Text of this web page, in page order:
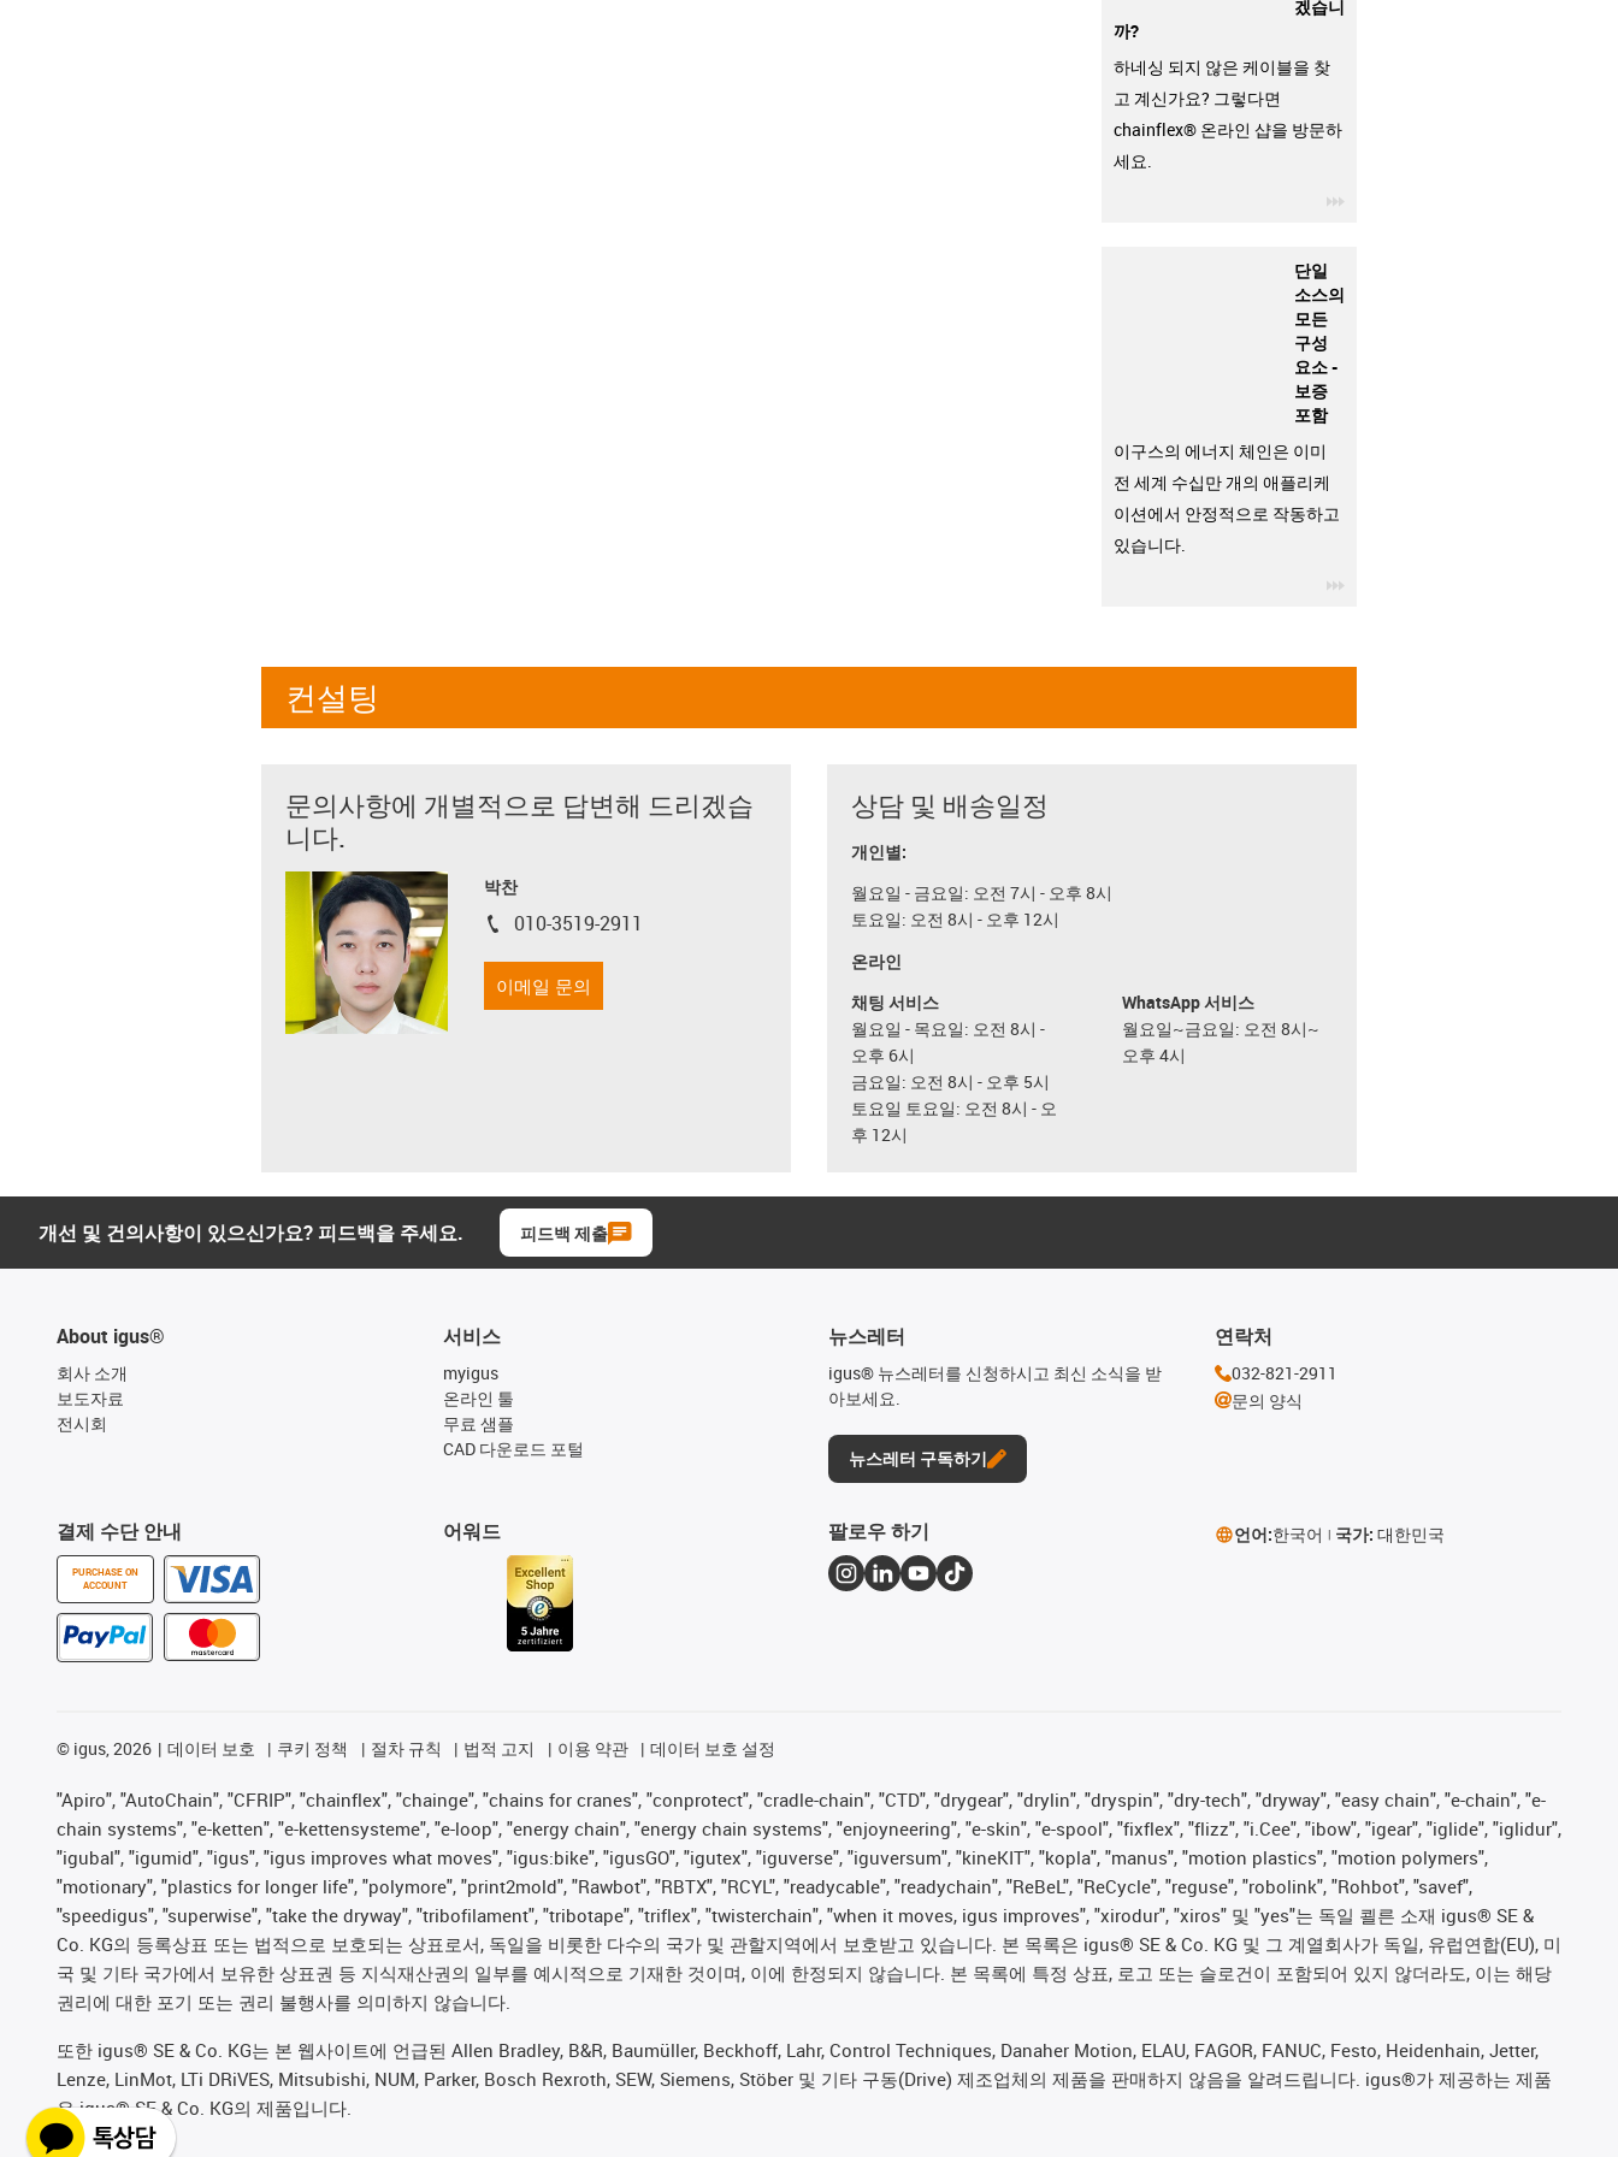
겠습니
까?
하네싱 되지 않은 케이블을 찾
고 계신가요? 그렇다면
chainflex® 온라인 샵을 방문하
세요.
단일
소스의
모든
구성
요소 -
보증
포함
이구스의 에너지 체인은 이미
전 세계 수십만 개의 애플리케
이션에서 안정적으로 작동하고
있습니다.
컨설팅
문의사항에 개별적으로 답변해 드리겠습
니다.
박찬
igus-icon-phone
010-3519-2911
이메일 문의
상담 및 배송일정
개인별:
월요일 - 금요일: 오전 7시 - 오후 8시
토요일: 오전 8시 - 오후 12시
온라인
채팅 서비스
월요일 - 목요일: 오전 8시 -
오후 6시
금요일: 오전 8시 - 오후 5시
토요일 토요일: 오전 8시 - 오
후 12시
WhatsApp 서비스
월요일~금요일: 오전 8시~
오후 4시
개선 및 건의사항이 있으신가요? 피드백을 주세요. 피드백 제출
About igus®
회사 소개
보도자료
전시회
결제 수단 안내
PURCHASE ON
ACCOUNT
서비스
myigus
온라인 툴
무료 샘플
CAD 다운로드 포털
어워드
뉴스레터
igus® 뉴스레터를 신청하시고 최신 소식을 받
아보세요.
뉴스레터 구독하기
연락처
032-821-2911
문의 양식
팔로우 하기 언어:한국어 국가: 대한민국
© igus, 2026 데이터 보호 쿠키 정책 절차 규칙 법적 고지 이용 약관 데이터 보호 설정
"Apiro", "AutoChain", "CFRIP", "chainflex", "chainge", "chains for cranes", "conprotect", "cradle-chain", "CTD", "drygear", "drylin", "dryspin", "dry-tech", "dryway", "easy chain", "e-chain", "e-
chain systems", "e-ketten", "e-kettensysteme", "e-loop", "energy chain", "energy chain systems", "enjoyneering", "e-skin", "e-spool", "fixflex", "flizz", "i.Cee", "ibow", "igear", "iglide", "iglidur",
"igubal", "igumid", "igus", "igus improves what moves", "igus:bike", "igusGO", "igutex", "iguverse", "iguversum", "kineKIT", "kopla", "manus", "motion plastics", "motion polymers",
"motionary", "plastics for longer life", "polymore", "print2mold", "Rawbot", "RBTX", "RCYL", "readycable", "readychain", "ReBeL", "ReCycle", "reguse", "robolink", "Rohbot", "savef",
"speedigus", "superwise", "take the dryway", "tribofilament", "tribotape", "triflex", "twisterchain", "when it moves, igus improves", "xirodur", "xiros" 및 "yes"는 독일 쾰른 소재 igus® SE &
Co. KG의 등록상표 또는 법적으로 보호되는 상표로서, 독일을 비롯한 다수의 국가 및 관할지역에서 보호받고 있습니다. 본 목록은 igus® SE & Co. KG 및 그 계열회사가 독일, 유럽연합(EU), 미
국 및 기타 국가에서 보유한 상표권 등 지식재산권의 일부를 예시적으로 기재한 것이며, 이에 한정되지 않습니다. 본 목록에 특정 상표, 로고 또는 슬로건이 포함되어 있지 않더라도, 이는 해당
권리에 대한 포기 또는 권리 불행사를 의미하지 않습니다.
또한 igus® SE & Co. KG는 본 웹사이트에 언급된 Allen Bradley, B&R, Baumüller, Beckhoff, Lahr, Control Techniques, Danaher Motion, ELAU, FAGOR, FANUC, Festo, Heidenhain, Jetter,
Lenze, LinMot, LTi DRiVES, Mitsubishi, NUM, Parker, Bosch Rexroth, SEW, Siemens, Stöber 및 기타 구동(Drive) 제조업체의 제품을 판매하지 않음을 알려드립니다. igus®가 제공하는 제품
은 igus® SE & Co. KG의 제품입니다.